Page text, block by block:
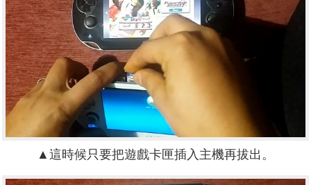
▲這時候只要把遊戲卡匣插入主機再拔出。